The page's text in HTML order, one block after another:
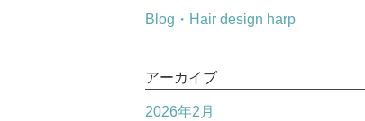
Blog・Hair design harp
アーカイブ
2026年2月